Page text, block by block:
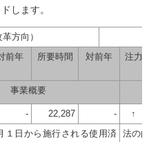
します。
方向）
前年 所要時間 対前年 注力
事業概要
- 22,287 - ↑
１日から施行される使用済
法の